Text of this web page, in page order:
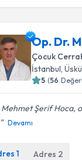
Op. Dr.
Çocuk
İstanbul ,
5 (56
Şerif Hoca,
Devamı
1 Adres 2